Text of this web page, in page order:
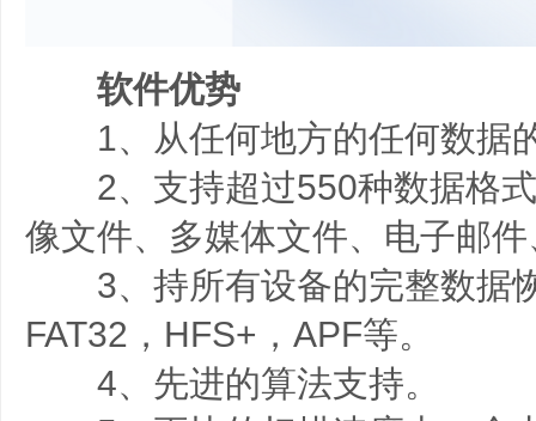
软件优势
1、从任何地方的任何数据
2、支持超过550种数据格式
像文件、多媒体文件、电子邮
3、持所有设备的完整数据
FAT32，HFS+，APF等。
4、先进的算法支持。